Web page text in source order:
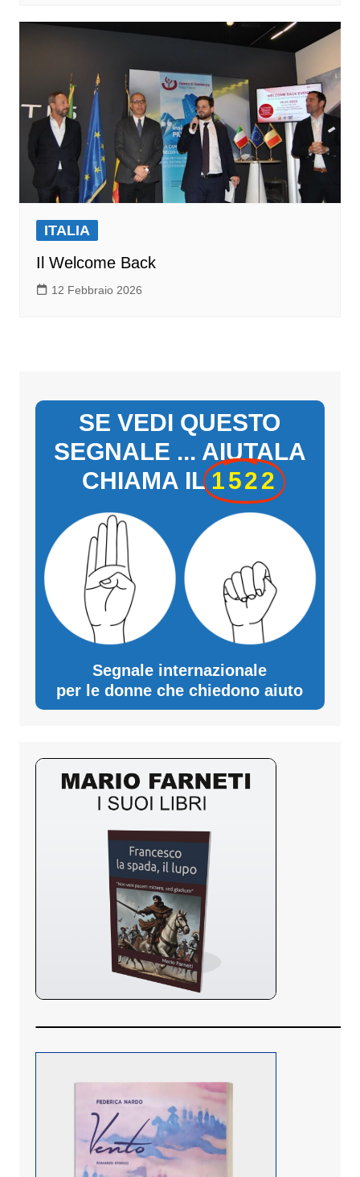
ITALIA
Il Welcome Back
12 Febbraio 2026
SE VEDI QUESTO
SEGNALE ... AIUTALA
CHIAMA IL1522
Segnale internazionale
per le donne che chiedono aiuto